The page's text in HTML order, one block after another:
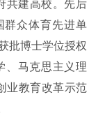
共建高校。先后
群众体育先进单
批博士学位授权
、马克思主义理
业教育改革示范